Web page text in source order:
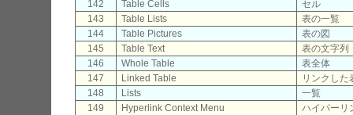
142 Table Cells
セル
143
Table Lists
表の一覧
144
Table Pictures
表の図
145
Table Text
表の文字列
146
Whole Table
表全体
147
Linked Table
リンクした
148
Lists
一覧
149
Hyperlink Context Menu
ハイパーリ